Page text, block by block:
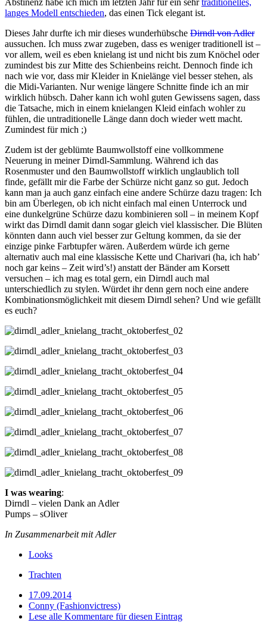
langes Modell entschieden, das einen Tick elegant ist.
Dieses Jahr durfte ich mir dieses wunderhübsche Dirndl von Adler
aussuchen. Ich muss zwar zugeben, dass es weniger traditionell ist –
vor allem, weil es eben knielang ist und nicht bis zum Knöchel oder
zumindest bis zur Mitte des Schienbeins reicht. Dennoch finde ich
nach wie vor, dass mir Kleider in Knielänge viel besser stehen, als
die Midi-Varianten. Nur wenige längere Schnitte finde ich an mir
wirklich hübsch. Daher kann ich wohl guten Gewissens sagen, dass
die Tatsache, mich in einem knielangen Kleid einfach wohler zu
fühlen, die untraditionelle Länge dann doch wieder wett macht.
Zumindest für mich ;)
Zudem ist der geblümte Baumwollstoff eine vollkommene
Neuerung in meiner Dirndl-Sammlung. Während ich das
Rosenmuster und den Baumwollstoff wirklich unglaublich toll
finde, gefällt mir die Farbe der Schürze nicht ganz so gut. Jedoch
kann man ja auch ganz einfach eine andere Schürze dazu tragen: Ich
bin am Überlegen, ob ich nicht einfach mal einen Unterrock und
eine dunkelgrüne Schürze dazu kombinieren soll – in meinem Kopf
wirkt das Dirndl damit dann sogar gleich viel klassischer. Die Blüten
könnten dann auch viel besser zur Geltung kommen, da sie der
einzige pinke Farbtupfer wären. Außerdem würde ich gerne
alternativ auch mal eine klassische Kette und Charivari (ha, ich hab’
noch gar keins – Zeit wird’s!) anstatt der Bänder am Korsett
versuchen – ich mag es total gern, ein Dirndl auch mal
unterschiedlich zu stylen. Würdet ihr denn gern noch eine andere
Kombinationsmöglichkeit mit diesem Dirndl sehen? Und wie gefällt
es euch?
I was wearing:
Dirndl – vielen Dank an Adler
Pumps – sOliver
In Zusammenarbeit mit Adler
Looks
Trachten
17.09.2014
Conny (Fashionvictress)
Lese alle Kommentare für diesen Eintrag